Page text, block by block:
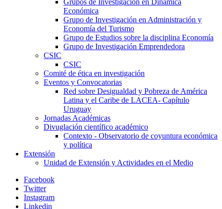
Económica
Grupo de Investigación en Administración y
Economía del Turismo
Grupo de Estudios sobre la disciplina Economía
Grupo de Investigación Emprendedora
CSIC
CSIC
Comité de ética en investigación
Eventos y Convocatorias
Red sobre Desigualdad y Pobreza de América
Latina y el Caribe de LACEA- Capítulo
Uruguay
Jornadas Académicas
Divuglación científico académico
Contexto - Observatorio de coyuntura económica
y política
Extensión
Unidad de Extensión y Actividades en el Medio
Facebook
Twitter
Instagram
Linkedin